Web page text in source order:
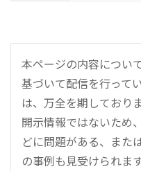
本ページの内容につい
基づいて配信を行って
は、万全を期しており
開示情報ではないため
どに問題がある、また
の事例も見受けられま